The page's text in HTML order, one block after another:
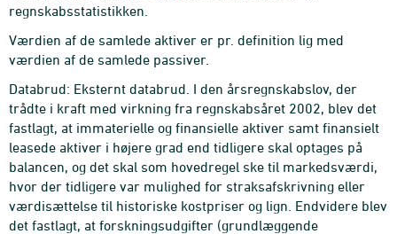
regnskabsstatistikken.
Værdien af de samlede aktiver er pr. definition lig med
værdien af de samlede passiver.
Databrud: Eksternt databrud. I den årsregnskabslov, der
trådte i kraft med virkning fra regnskabsåret 2002, blev det
fastlagt, at immaterielle og finansielle aktiver samt finansielt
leasede aktiver i højere grad end tidligere skal optages på
balancen, og det skal som hovedregel ske til markedsværdi,
hvor der tidligere var mulighed for straksafskrivning eller
værdisættelse til historiske kostpriser og lign. Endvidere blev
det fastlagt, at forskningsudgifter (grundlæggende